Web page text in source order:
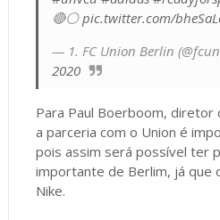
🔴⚪pic.twitter.com/
— 1. FC Union Berlin
2020
Para Paul Boerboom, diretor
a parceria com o Union é
pois assim será possível ter
importante de Berlim, já que
Nike.